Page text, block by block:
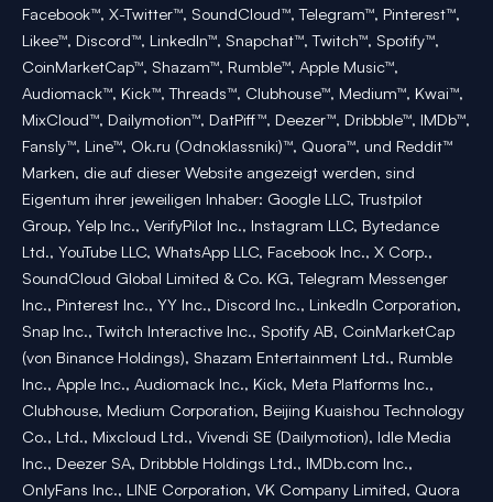
Facebook™, X-Twitter™, SoundCloud™, Telegram™, Pinterest™,
Likee™, Discord™, LinkedIn™, Snapchat™, Twitch™, Spotify™,
CoinMarketCap™, Shazam™, Rumble™, Apple Music™,
Audiomack™, Kick™, Threads™, Clubhouse™, Medium™, Kwai™,
MixCloud™, Dailymotion™, DatPiff™, Deezer™, Dribbble™, IMDb™,
Fansly™, Line™, Ok.ru (Odnoklassniki)™, Quora™, und Reddit™
Marken, die auf dieser Website angezeigt werden, sind
Eigentum ihrer jeweiligen Inhaber: Google LLC, Trustpilot
Group, Yelp Inc., VerifyPilot Inc., Instagram LLC, Bytedance
Ltd., YouTube LLC, WhatsApp LLC, Facebook Inc., X Corp.,
SoundCloud Global Limited & Co. KG, Telegram Messenger
Inc., Pinterest Inc., YY Inc., Discord Inc., LinkedIn Corporation,
Snap Inc., Twitch Interactive Inc., Spotify AB, CoinMarketCap
(von Binance Holdings), Shazam Entertainment Ltd., Rumble
Inc., Apple Inc., Audiomack Inc., Kick, Meta Platforms Inc.,
Clubhouse, Medium Corporation, Beijing Kuaishou Technology
Co., Ltd., Mixcloud Ltd., Vivendi SE (Dailymotion), Idle Media
Inc., Deezer SA, Dribbble Holdings Ltd., IMDb.com Inc.,
OnlyFans Inc., LINE Corporation, VK Company Limited, Quora